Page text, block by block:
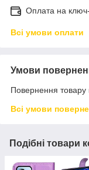
Оплата на
Всі умови оплати
Умови
Повернення товару
Всі умови
Подібні товари